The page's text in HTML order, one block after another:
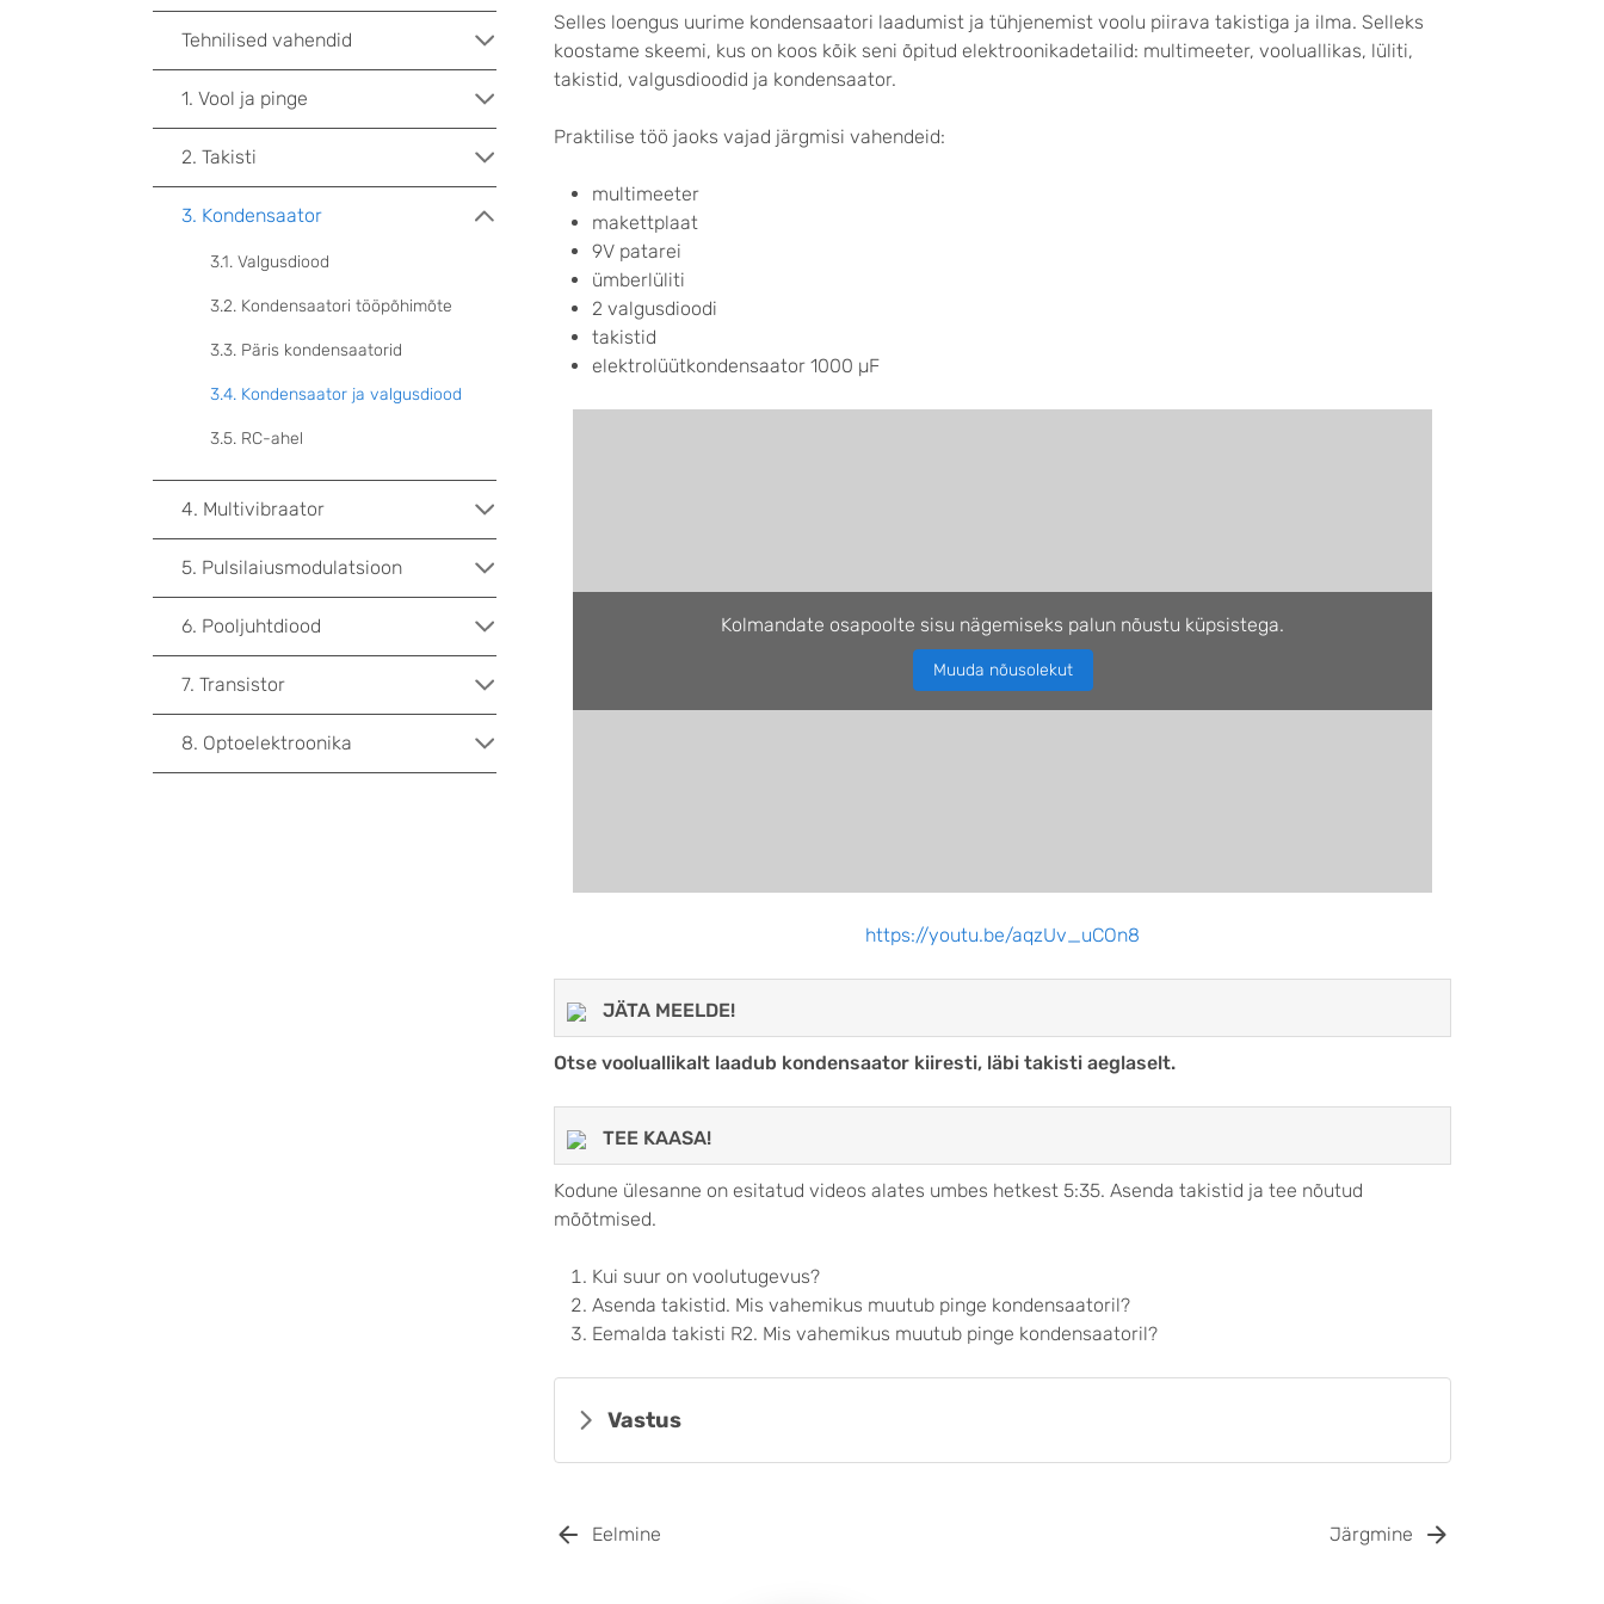
Selles loengus uurime kondensaatori laadumist ja tühjenemist voolu piirava takistiga ja ilma. Selleks
koostame skeemi, kus on koos kõik seni õpitud elektroonikadetailid: multimeeter, vooluallikas, lüliti,
takistid, valgusdioodid ja kondensaator.
Praktilise töö jaoks vajad järgmisi vahendeid:
multimeeter
makettplaat
9V patarei
ümberlüliti
2 valgusdioodi
takistid
elektrolüütkondensaator 1000 µF
Kolmandate osapoolte sisu nägemiseks palun nõustu küpsistega.
Muuda nõusolekut
https://youtu.be/aqzUv_uCOn8
JÄTA MEELDE!
Otse vooluallikalt laadub kondensaator kiiresti, läbi takisti aeglaselt.
TEE KAASA!
Kodune ülesanne on esitatud videos alates umbes hetkest 5:35. Asenda takistid ja tee nõutud
mõõtmised.
Kui suur on voolutugevus?
Asenda takistid. Mis vahemikus muutub pinge kondensaatoril?
Eemalda takisti R2. Mis vahemikus muutub pinge kondensaatoril?
Vastus
Eelmine Järgmine
Tehnilised vahendid
1. Vool ja pinge
2. Takisti
3. Kondensaator
3.1. Valgusdiood
3.2. Kondensaatori tööpõhimõte
3.3. Päris kondensaatorid
3.4. Kondensaator ja valgusdiood
3.5. RC-ahel
4. Multivibraator
5. Pulsilaiusmodulatsioon
6. Pooljuhtdiood
7. Transistor
8. Optoelektroonika